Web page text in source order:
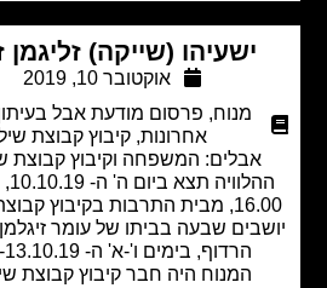
ישעיהו (שייקה) זליגמן ז"ל
אוקטובר 10, 2019
מנוח,
פרסום מודעת אבל בעיתון ידיעות
אחרונות,קיבוץ קבוצת שילר
אבלים: המשפחה וקיבוץ קבוצת שילר.
ההלוויה תצא ביום ה' ה- 10.10.19, בשעה
שבעה בביתו של עומר זיגלמן בקיבוץ
הרדוף, בימים ו'-א' ה- 11-13.10.19.
המנוח היה חבר קיבוץ קבוצת שילר.